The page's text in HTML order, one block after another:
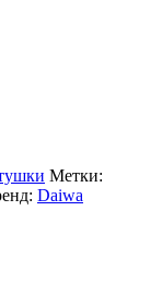
Метки:
Daiwa